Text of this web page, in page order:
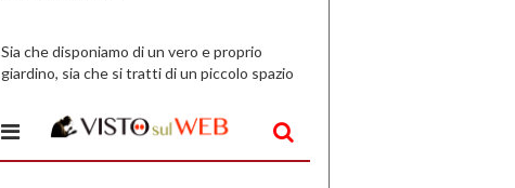
Sia che disponiamo di un vero e proprio
giardino, sia che si tratti di un piccolo spazio